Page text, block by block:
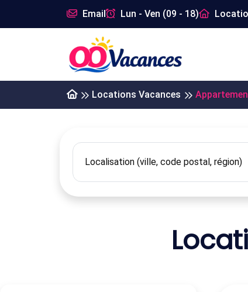
Email Lun - Ven (09 - 18)
Locations Vacances